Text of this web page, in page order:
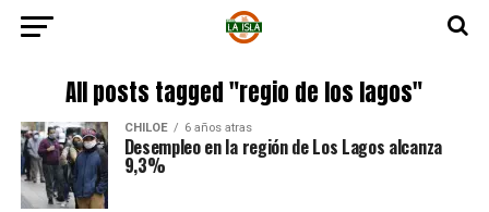
All posts tagged "regio de los lagos"
CHILOE 6 años atras
Desempleo en la región de Los Lagos alcanza
9,3%